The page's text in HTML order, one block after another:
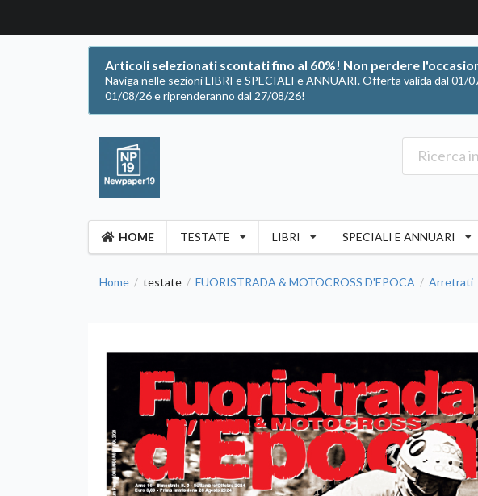
Articoli selezionati scontati fino al 60%! Non perdere
Naviga nelle sezioni LIBRI e SPECIALI e ANNUARI. Offerta valida dal
01/08/26 e riprenderanno dal 27/08/26!
HOME TESTATE LIBRI SPECIALI E ANNUARI
Home / testate / FUORISTRADA & MOTOCROSS D'EPOCA / Arretrati